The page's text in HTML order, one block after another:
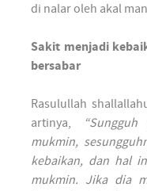
di nalar oleh akal
Sakit menjadi
bersabar
Rasulullah
artinya,
mukmin,
kebaikan, dan hal
mukmin. Jika dia